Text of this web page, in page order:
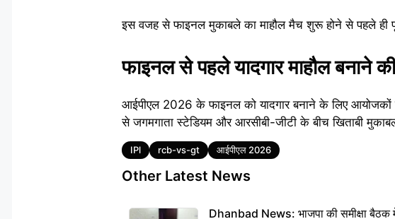
इस वजह से फाइनल मुकाबले का माहौल मैच शुरू होने से पहले ही
फाइनल से पहले यादगार माहौल बनाने की
आईपीएल 2026 के फाइनल को यादगार बनाने के लिए आयोजकों
से जगमगाता स्टेडियम और आरसीबी-जीटी के बीच खिताबी
Tags
IPl rcb-vs-gt आईपीएल 2026
Other Latest News
Dhanbad News: भाजपा की समीक्षा